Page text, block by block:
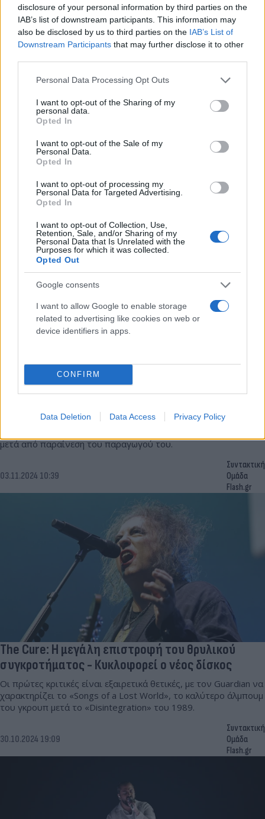
disclosure of your personal information by third parties on the
IAB’s list of downstream participants. This information may
also be disclosed by us to third parties on the IAB’s List of
Downstream Participants that may further disclose it to other
Please note that this website/app uses one or more Google
not limited to your visit or usage behaviour. You may click to
grant or deny consent to Google and its third-party tags to
use your data for below specified purposes in below Google
consent section.
Personal Data Processing Opt Outs
I want to opt-out of the Sharing of my
personal data.
Opted In
I want to opt-out of the Sale of my
Personal Data.
Opted In
I want to opt-out of processing my
Personal Data for Targeted Advertising.
Opted In
I want to opt-out of Collection, Use,
Retention, Sale, and/or Sharing of my
Personal Data that Is Unrelated with the
Purposes for which it was collected.
Opted Out
Google consents
I want to allow Google to enable storage
related to advertising like cookies on web or
device identifiers in apps.
CONFIRM
Data Deletion Data Access Privacy Policy
Αμερικανικές εκλογές: Ο Μικ Τζάγκερ στο πλευρό
Μπορεί ο ίδιος να μην έχει δικαίωμα ψήφου στις αμερικανικές
εκλογές, ωστόσο φρόντισε να στείλει μήνυμα στήριξης στην
05.11.2024 09:56
Τα είπε όλα ο Γιώργος Σαμπάνης: Το «κανείς δεν
ξέρει» για την Αρβανιτάκη και ο «έκπτωτος
άγγελος»
μετά από παραίνεση του παραγωγού του.
03.11.2024 10:39
Συντακτική
Ομάδα
Flash.gr
The Cure: Η μεγάλη επιστροφή του θρυλικού
συγκροτήματος - Κυκλοφορεί ο νέος δίσκος
Οι πρώτες κριτικές είναι εξαιρετικά θετικές, με τον Guardian να
χαρακτηρίζει το «Songs of a Lost World», το καλύτερο άλμπουμ
του γκρουπ μετά το «Disintegration» του 1989.
30.10.2024 19:09
Συντακτική
Ομάδα
Flash.gr